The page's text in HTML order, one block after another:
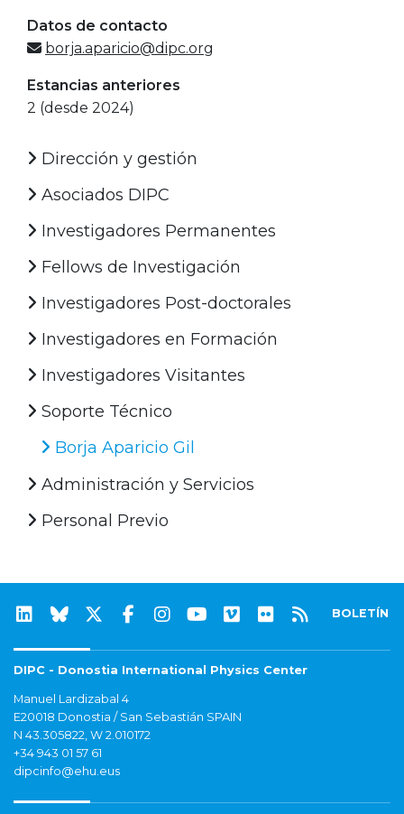
Datos de contacto
borja.aparicio@dipc.org
Estancias anteriores
2 (desde 2024)
Dirección y gestión
Asociados DIPC
Investigadores Permanentes
Fellows de Investigación
Investigadores Post-doctorales
Investigadores en Formación
Investigadores Visitantes
Soporte Técnico
Borja Aparicio Gil
Administración y Servicios
Personal Previo
BOLETÍN
DIPC - Donostia International Physics Center
Manuel Lardizabal 4
E20018 Donostia / San Sebastián SPAIN
N 43.305822, W 2.010172
+34 943 01 57 61
dipcinfo@ehu.eus